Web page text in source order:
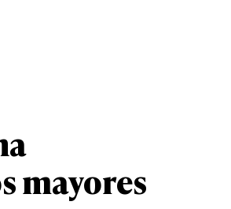
mayores